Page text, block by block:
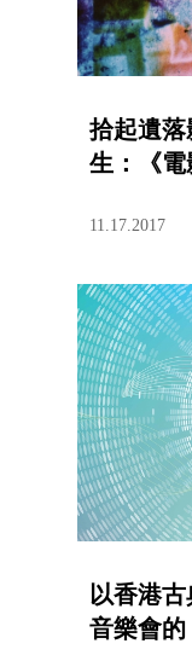
拾起遺
生：《電
11.17.2017
以香港
音樂會的